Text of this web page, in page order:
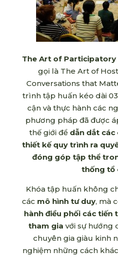
The Art of Participatory
gọi là The Art of
Conversations that
trình tập huấn kéo dài
cận và thực hành các
phương pháp đã được
thế giới để dẫn dắt các
thiết kế quy trình ra
đóng góp tập thể
thống tổ
Khóa tập huấn không
các mô hình tư duy, mà
hành điều phối các tiến
tham gia với sự hướng
chuyên gia giàu kinh
nghiệm những cách